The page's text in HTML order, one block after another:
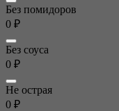
Без помидоров
0 ₽
Без соуса
0 ₽
Не острая
0 ₽